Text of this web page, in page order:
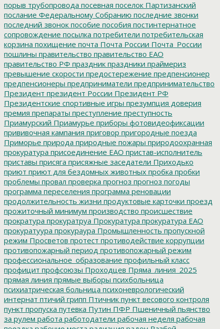
порыв трубопровода посевная поселок Партизанский
послание Федеральному Собранию последние звонки
последний звонок пособие пособия постинтернатное
сопровождение посылка потребители потребительская
корзина похищение почта Почта России Почта_России
пошлины правительство правительство ЕАО
правительство РФ праздник праздники праймериз
превышение скорости предостережение предпенсионер
предпенсионеры предприниматели предпринимательство
Президент президент России Президент РФ
Президентские спортивные игры презумпция доверия
премия препараты преступление преступность
Приамурский Приамурье приборы фотовидеофиксации
прививочная кампания приговор пригородные поезда
Приморье природа природные пожары природоохранная
прокуратура присоединение ЕАО пристав-исполнитель
приставы присяга присяжные заседатели Приходько
приют приют для бездомных животных пробка пробки
проблемы провал проверка прогноз прогноз погоды
программа переселения программа реновации
продолжительность жизни продуктовые карточки проезд
прожиточный минимум производство происшествие
прократура прокуратруа Прокуратура прокуратура ЕАО
прокуратуура прокураура Промышленность пропускной
режим Просветов протест противодействие коррупции
противопожарный период противопожарный режим
профессиональное_образование профильный класс
профицит профсоюзы Проходцев Пряма_линия_2025
прямая линия прямые выборы психбольница
психиатрическая больница психоневрологический
интернат птичий грипп Птичник пункт весового контроля
пункт пропуска путевка Путин ПФР Пшеничный пьянство
за рулем работа работодатели рабочая неделя рабочая